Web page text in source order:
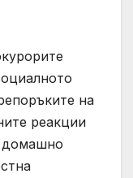
на
реакции
домашно